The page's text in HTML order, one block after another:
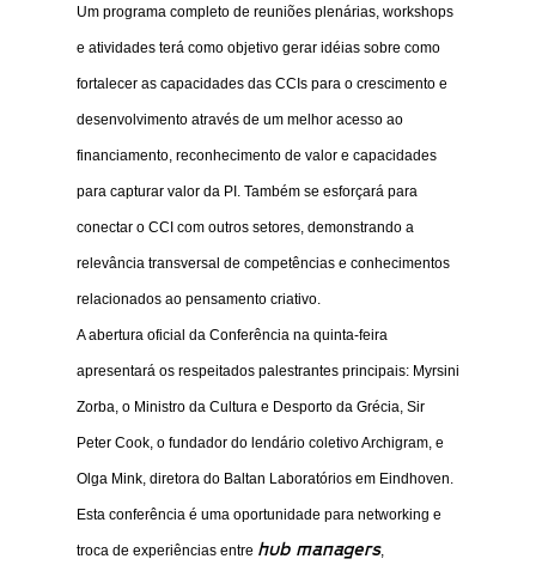
Um programa completo de reuniões plenárias, workshops
e atividades terá como objetivo gerar idéias sobre como
fortalecer as capacidades das CCIs para o crescimento e
desenvolvimento através de um melhor acesso ao
financiamento, reconhecimento de valor e capacidades
para capturar valor da PI. Também se esforçará para
conectar o CCI com outros setores, demonstrando a
relevância transversal de competências e conhecimentos
relacionados ao pensamento criativo.
A abertura oficial da Conferência na quinta-feira
apresentará os respeitados palestrantes principais: Myrsini
Zorba, o Ministro da Cultura e Desporto da Grécia, Sir
Peter Cook, o fundador do lendário coletivo Archigram, e
Olga Mink, diretora do Baltan Laboratórios em Eindhoven.
Esta conferência é uma oportunidade para networking e
troca de experiências entre hub managers,